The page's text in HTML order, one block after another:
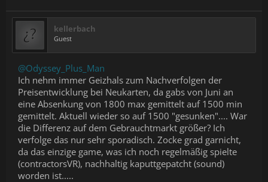
kellerbach
Guest
@Odyssey_Plus_Man
Ich nehm immer Geizhals zum Nachverfolgen der
Preisentwicklung bei Neukarten, da gabs von Juni an
eine Absenkung von 1800 max gemittelt auf 1500 min
gemittelt. Aktuell wieder so auf 1500 "gesunken".... War
die Differenz auf dem Gebrauchtmarkt größer? Ich
verfolge das nur sehr sporadisch. Zocke grad garnicht,
da das einzige game, was ich noch regelmäßig spielte
(contractorsVR), nachhaltig kaputtgepatcht (sound)
worden ist.....